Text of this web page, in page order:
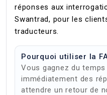
réponses aux
Swantrad, pour les
traducteurs.
Pourquoi utiliser la
Vous gagnez du
immédiatement des
attendre un retour de